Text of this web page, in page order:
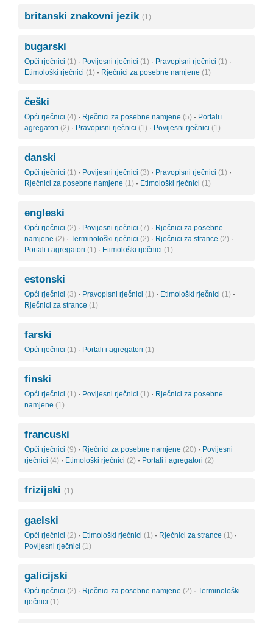
britanski znakovni jezik (1)
bugarski
Opći rječnici (1) · Povijesni rječnici (1) · Pravopisni rječnici (1) ·
Etimološki rječnici (1) · Rječnici za posebne namjene (1)
češki
Opći rječnici (4) · Rječnici za posebne namjene (5) · Portali i
agregatori (2) · Pravopisni rječnici (1) · Povijesni rječnici (1)
danski
Opći rječnici (1) · Povijesni rječnici (3) · Pravopisni rječnici (1) ·
Rječnici za posebne namjene (1) · Etimološki rječnici (1)
engleski
Opći rječnici (2) · Povijesni rječnici (7) · Rječnici za posebne
namjene (2) · Terminološki rječnici (2) · Rječnici za strance (2) ·
Portali i agregatori (1) · Etimološki rječnici (1)
estonski
Opći rječnici (3) · Pravopisni rječnici (1) · Etimološki rječnici (1) ·
Rječnici za strance (1)
farski
Opći rječnici (1) · Portali i agregatori (1)
finski
Opći rječnici (1) · Povijesni rječnici (1) · Rječnici za posebne
namjene (1)
francuski
Opći rječnici (9) · Rječnici za posebne namjene (20) · Povijesni
rječnici (4) · Etimološki rječnici (2) · Portali i agregatori (2)
frizijski (1)
gaelski
Opći rječnici (2) · Etimološki rječnici (1) · Rječnici za strance (1) ·
Povijesni rječnici (1)
galicijski
Opći rječnici (2) · Rječnici za posebne namjene (2) · Terminološki
rječnici (1)